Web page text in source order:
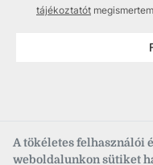
A tökéletes felhasználói
weboldalunkon sütiket
tájékoztatót